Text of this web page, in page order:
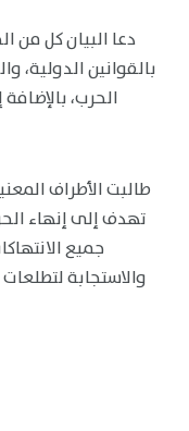
دعا البيان كل من
بالقوانين الدولية،
الحرب،
طالبت الأطراف
تهدف إلى إنهاء
جميع
والاستجابة